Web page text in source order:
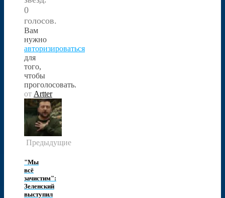
0
голосов.
Вам
нужно
авторизироваться
для
того,
чтобы
проголосовать.
от Artter
Предыдущие
"Мы
всё
зачистим":
Зеленский
выступил